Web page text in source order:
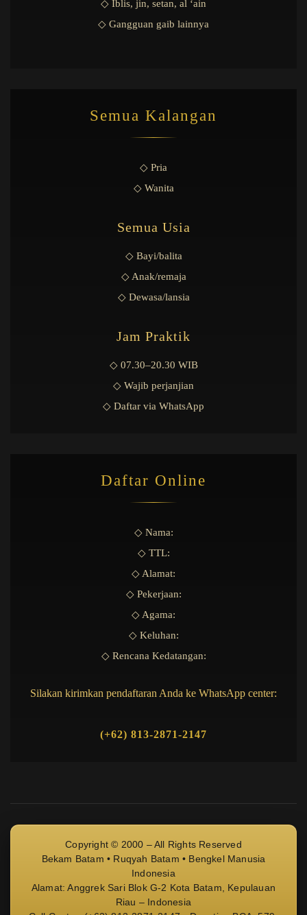
◇ Iblis, jin, setan, al ‘ain
◇ Gangguan gaib lainnya
Semua Kalangan
◇ Pria
◇ Wanita
Semua Usia
◇ Bayi/balita
◇ Anak/remaja
◇ Dewasa/lansia
Jam Praktik
◇ 07.30–20.30 WIB
◇ Wajib perjanjian
◇ Daftar via WhatsApp
Daftar Online
◇ Nama:
◇ TTL:
◇ Alamat:
◇ Pekerjaan:
◇ Agama:
◇ Keluhan:
◇ Rencana Kedatangan:
Silakan kirimkan pendaftaran Anda ke WhatsApp center:
(+62) 813-2871-2147
Copyright © 2000 – All Rights Reserved
Bekam Batam • Ruqyah Batam • Bengkel Manusia
Indonesia
Alamat: Anggrek Sari Blok G-2 Kota Batam, Kepulauan
Riau – Indonesia